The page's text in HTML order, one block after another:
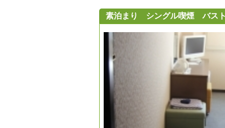
素泊まり シングル喫煙 バス